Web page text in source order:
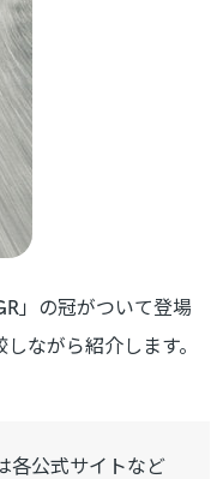
」の冠がついて登場
ながら紹介します。
各公式サイトなど